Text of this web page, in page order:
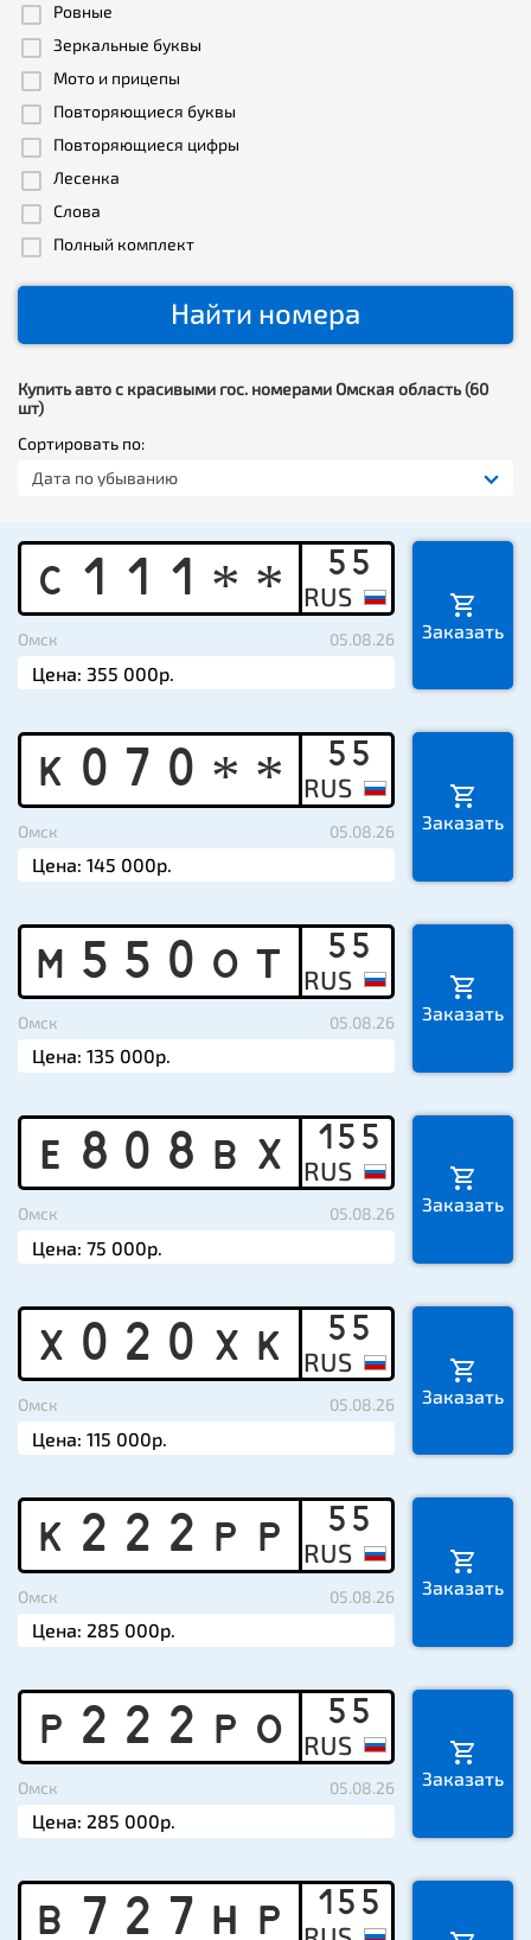
Ровные
Зеркальные буквы
Мото и прицепы
Повторяющиеся буквы
Повторяющиеся цифры
Лесенка
Слова
Полный комплект
Найти номера
Купить авто с красивыми гос. номерами Омская область (60
шт)
Сортировать по:
Дата по убыванию
C 1 1 1 * *
55
Омск 05.08.26 Заказать
K 0 7 0 * *
55
Омск 05.08.26 Заказать
M 5 5 0 O T 55
Омск 05.08.26 Заказать
E 8 0 8 B X 155
Омск 05.08.26 Заказать
X 0 2 0 X K 55
Омск 05.08.26 Заказать
K 2 2 2 P P 55
Омск 05.08.26 Заказать
P 2 2 2 P O 55
Омск 05.08.26 Заказать
B 7 2 7 H P 155